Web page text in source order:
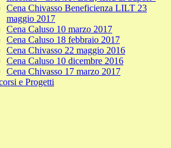
Cena Chivasso Beneficienza LILT 23
maggio 2017
Cena Caluso 10 marzo 2017
Cena Caluso 18 febbraio 2017
Cena Chivasso 22 maggio 2016
Cena Caluso 10 dicembre 2016
Cena Chivasso 17 marzo 2017
e Progetti